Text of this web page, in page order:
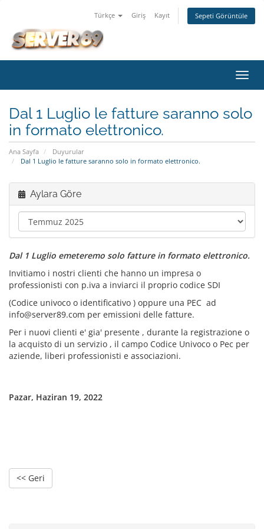
Türkçe Giriş Kayıt Sepeti Görüntüle
Dal 1 Luglio le fatture saranno solo
in formato elettronico.
Ana Sayfa
Duyurular
Dal 1 Luglio le fatture saranno solo in formato elettronico.
Aylara Göre
Dal 1 Luglio emeteremo solo fatture in formato elettronico.
Invitiamo i nostri clienti che hanno un impresa o
professionisti con p.iva a inviarci il proprio codice SDI
(Codice univoco o identificativo ) oppure una PEC ad
info@server89.com per emissioni delle fatture.
Per i nuovi clienti e' gia' presente , durante la registrazione o
la acquisto di un servizio , il campo Codice Univoco o Pec per
aziende, liberi professionisti e associazioni.
Pazar, Haziran 19, 2022
<< Geri